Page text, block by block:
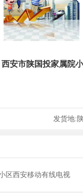
安市陕国投家属院
发货地:
区西安移动有线电视